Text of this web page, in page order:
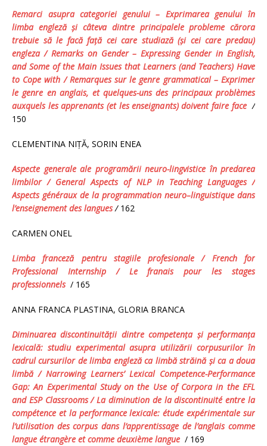
Remarci asupra categoriei genului – Exprimarea genului în
limba engleză şi câteva dintre principalele probleme cărora
trebuie să le facă faţă cei care studiază (şi cei care predau)
engleza / Remarks on Gender – Expressing Gender in English,
and Some of the Main Issues that Learners (and Teachers) Have
to Cope with / Remarques sur le genre grammatical – Exprimer
le genre en anglais, et quelques-uns des principaux problèmes
auxquels les apprenants (et les enseignants) doivent faire face /
150
CLEMENTINA NIŢĂ, SORIN ENEA
Aspecte generale ale programării neuro-lingvistice în predarea
limbilor / General Aspects of NLP in Teaching Languages /
Aspects généraux de la programmation neuro–linguistique dans
l’enseignement des langues/ 162
CARMEN ONEL
Limba franceză pentru stagiile profesionale / French for
Professional Internship/ Le franais pour les stages
professionnels / 165
ANNA FRANCA PLASTINA, GLORIA BRANCA
Diminuarea discontinuităţii dintre competenţa şi performanţa
lexicală: studiu experimental asupra utilizării corpusurilor în
cadrul cursurilor de limba engleză ca limbă străină şi ca a doua
limbă/ Narrowing Learners’ Lexical Competence-Performance
Gap: An Experimental Study on the Use of Corpora in the EFL
and ESP Classrooms / La diminution de la discontinuité entre la
compétence et la performance lexicale: étude expérimentale sur
l’utilisation des corpus dans l’apprentissage de l’anglais comme
langue étrangère et comme deuxième langue / 169